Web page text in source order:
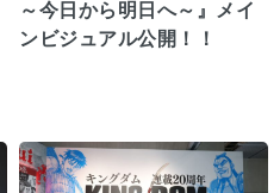
～今日から明日へ～』メイ
ンビジュアル公開！！